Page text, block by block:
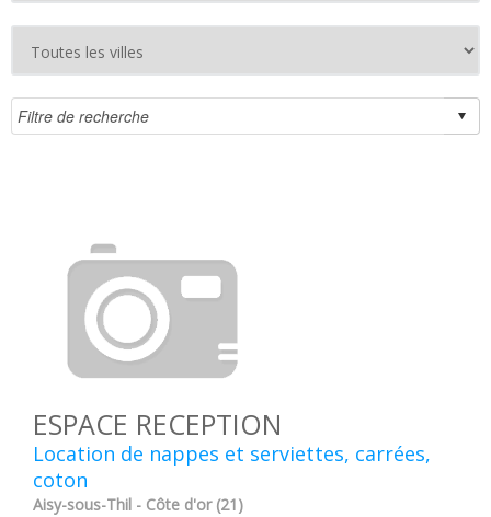
ESPACE RECEPTION
Location de nappes et serviettes, carrées,
coton
Aisy-sous-Thil - Côte d'or (21)